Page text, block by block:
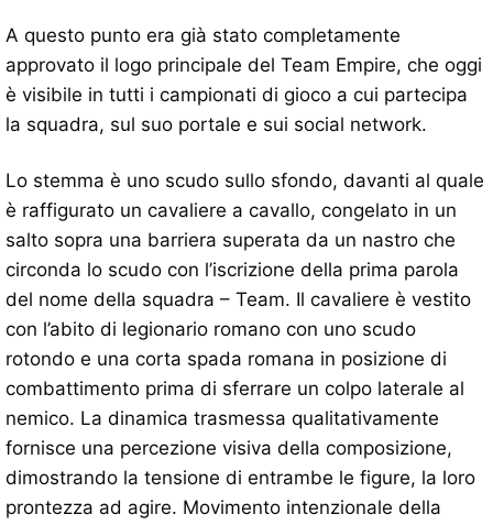
A questo punto era già stato completamente
approvato il logo principale del Team Empire, che oggi
è visibile in tutti i campionati di gioco a cui partecipa
la squadra, sul suo portale e sui social network.
Lo stemma è uno scudo sullo sfondo, davanti al quale
è raffigurato un cavaliere a cavallo, congelato in un
salto sopra una barriera superata da un nastro che
circonda lo scudo con l’iscrizione della prima parola
del nome della squadra – Team. Il cavaliere è vestito
con l’abito di legionario romano con uno scudo
rotondo e una corta spada romana in posizione di
combattimento prima di sferrare un colpo laterale al
nemico. La dinamica trasmessa qualitativamente
fornisce una percezione visiva della composizione,
dimostrando la tensione di entrambe le figure, la loro
prontezza ad agire. Movimento intenzionale della